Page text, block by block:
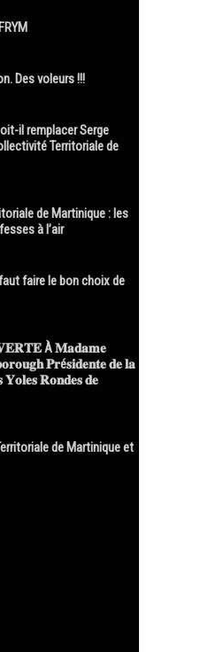
Des voleurs !!!
il remplacer Serge
Territoriale de
de Martinique : les
à l’air
faire le bon choix de
À 𝐌𝐚𝐝𝐚𝐦𝐞
𝐏𝐫é𝐬𝐢𝐝𝐞𝐧𝐭𝐞 𝐝𝐞 𝐥𝐚
𝐘𝐨𝐥𝐞𝐬 𝐑𝐨𝐧𝐝𝐞𝐬 𝐝𝐞
de Martinique et